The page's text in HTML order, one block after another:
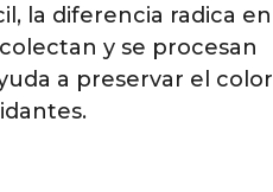
la diferencia radica en
y se procesan
a preservar el color